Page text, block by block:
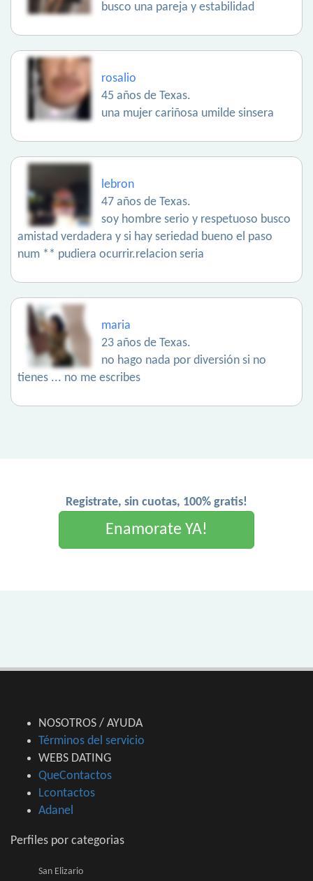
busco una pareja y estabilidad
rosalio
45 años de Texas.
una mujer cariñosa umilde sinsera
lebron
47 años de Texas.
soy hombre serio y respetuoso busco
amistad verdadera y si hay seriedad bueno el paso
num ** pudiera ocurrir.relacion seria
maria
23 años de Texas.
no hago nada por diversión si no
tienes ... no me escribes
Registrate, sin cuotas, 100% gratis!
Enamorate YA!
NOSOTROS / AYUDA
Términos del servicio
WEBS DATING
QueContactos
Lcontactos
Adanel
Perfiles por categorias
San Elizario